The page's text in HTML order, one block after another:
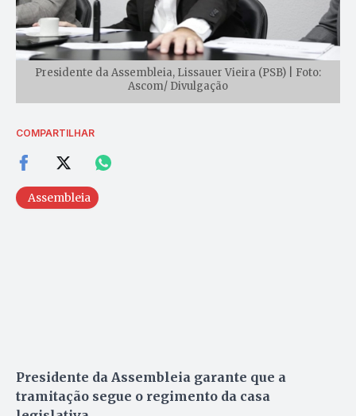
Presidente da Assembleia, Lissauer Vieira (PSB) | Foto:
Ascom/ Divulgação
COMPARTILHAR
Assembleia
Presidente da Assembleia garante que a
tramitação segue o regimento da casa